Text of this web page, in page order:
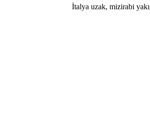
İtalya uzak, mizirabi